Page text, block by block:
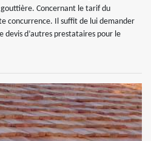
Concernant le tarif du
concurrence. Il suffit de lui demander
devis d’autres prestataires pour le